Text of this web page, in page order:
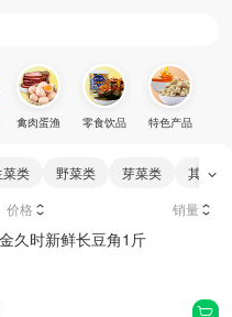
禽肉蛋渔 零食饮品 特色产品
菜类 野菜类 芽菜类 其他类
价格 销量
久时新鲜长豆角1斤